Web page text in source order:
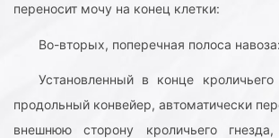
переносит мочу на конец клетки:
Во-вторых, поперечная полоса навоза:
Установленный в конце
продольный конвейер, автоматически
внешнюю сторону кроличьего